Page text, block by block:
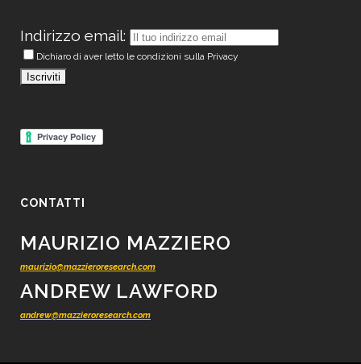
Indirizzo email:
Dichiaro di aver letto le condizioni sulla Privacy
CONTATTI
MAURIZIO MAZZIERO
maurizio@mazzieroresearch.com
ANDREW LAWFORD
andrew@mazzieroresearch.com